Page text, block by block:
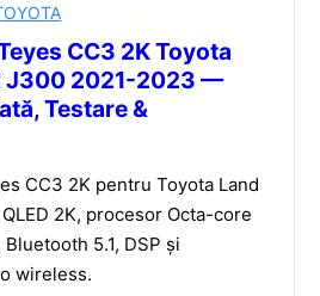
CC3 2K Toyota
J300 2021-2023 —
Testare &
CC3 2K pentru Toyota Land
2K, procesor Octa-core
5.1, DSP și
wireless.